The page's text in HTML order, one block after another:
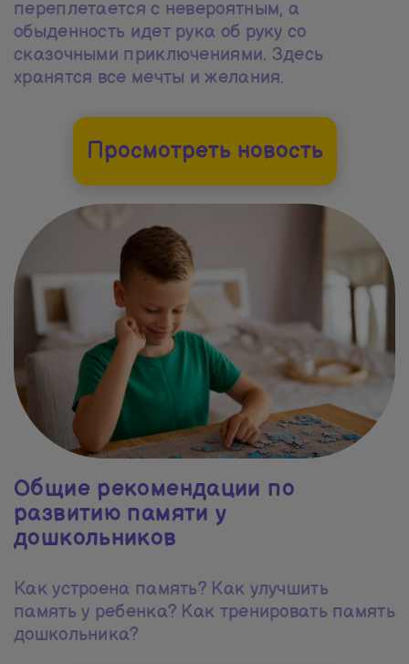
переплетается с невероятным, а
обыденность идет рука об руку со
сказочными приключениями. Здесь
хранятся все мечты и желания.
Просмотреть новость
Общие рекомендации по
развитию памяти у
дошкольников
Как устроена память? Как улучшить
память у ребенка? Как тренировать память
дошкольника?